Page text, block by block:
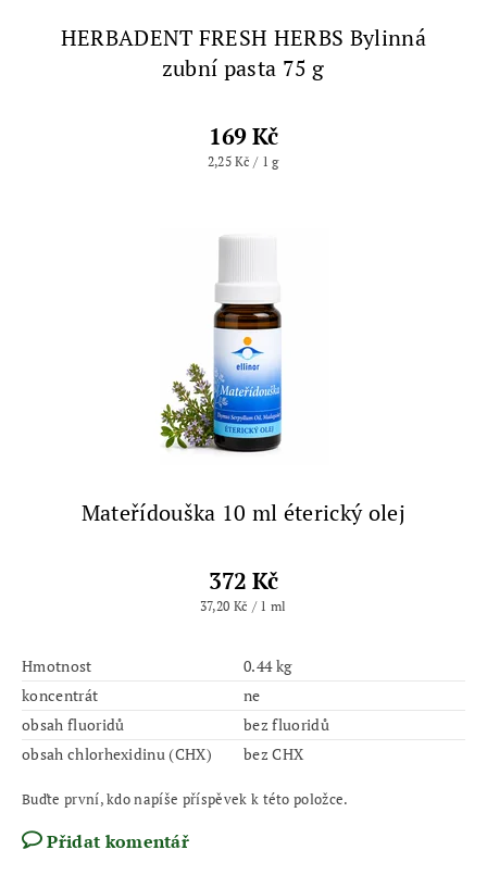
HERBADENT FRESH HERBS Bylinná
zubní pasta 75 g
169 Kč
2,25 Kč / 1 g
Mateřídouška 10 ml éterický olej
372 Kč
37,20 Kč / 1 ml
Hmotnost
0.44 kg
koncentrát
ne
obsah fluoridů
bez fluoridů
obsah chlorhexidinu (CHX)
bez CHX
Buďte první, kdo napíše příspěvek k této položce.
Přidat komentář